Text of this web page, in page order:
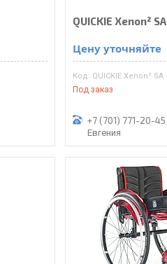
QUICKIE Xenon² SA
Цену уточняйте
QUICKIE Xenon² SA
Под заказ
+7 (701) 771-20-45
Евгения